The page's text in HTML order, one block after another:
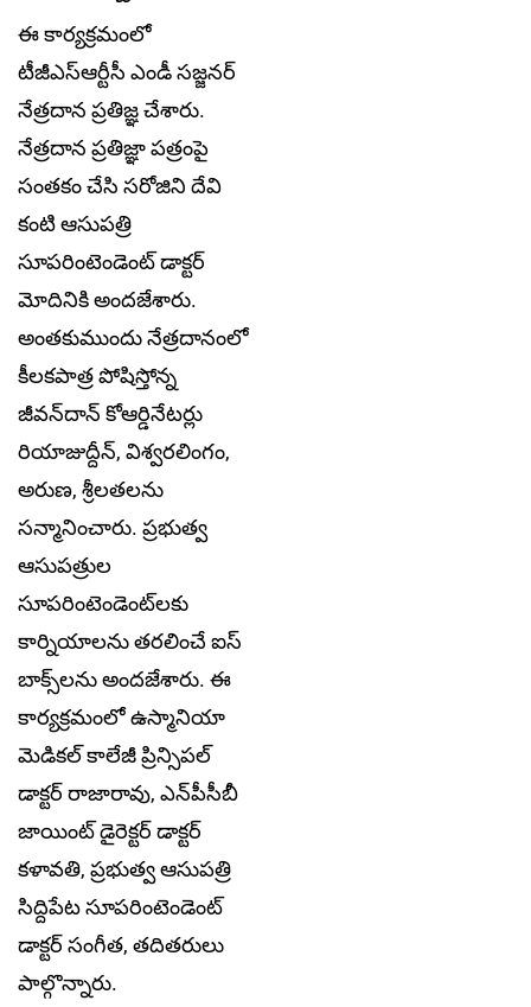
ఈ కార్య‌క్ర‌మంలో
టీజీఎస్ఆర్టీసీ ఎండీ స‌జ్జ‌న‌ర్
నేత్ర‌దాన ప్ర‌తిజ్ఞ చేశారు.
నేత్ర‌దాన ప్ర‌తిజ్ఞా ప‌త్రంపై
సంత‌కం చేసి స‌రోజిని దేవి
కంటి ఆసుప‌త్రి
సూప‌రింటెండెంట్ డాక్ట‌ర్
మోదినికి అంద‌జేశారు.
అంత‌కుముందు నేత్ర‌దానంలో
కీల‌క‌పాత్ర పోషిస్తోన్న
జీవ‌న్‌దాన్ కోఆర్డినేట‌ర్లు
రియాజుద్దీన్, విశ్వ‌ర‌లింగం,
అరుణ‌, శ్రీల‌త‌ల‌ను
స‌న్మానించారు. ప్ర‌భుత్వ
ఆసుప‌త్రుల
సూప‌రింటెండెంట్‌ల‌కు
కార్నియాల‌ను త‌ర‌లించే ఐస్
బాక్స్‌ల‌ను అంద‌జేశారు. ఈ
కార్య‌క్ర‌మంలో ఉస్మానియా
మెడిక‌ల్ కాలేజీ ప్రిన్సిప‌ల్
డాక్ట‌ర్ రాజారావు, ఎన్‌పీసీబీ
జాయింట్ డైరెక్ట‌ర్ డాక్ట‌ర్
క‌ళావ‌తి, ప్ర‌భుత్వ ఆసుప‌త్రి
సిద్దిపేట సూప‌రింటెండెంట్
డాక్ట‌ర్ సంగీత‌, త‌దిత‌రులు
పాల్గొన్నారు.